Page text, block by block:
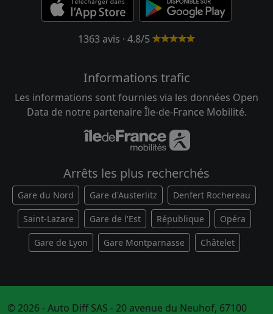
1363 avis · 4.8/5
Informations trafic
Les informations sont fournies via les données Open
Data de notre partenaire Île-de-France Mobilité.
Arrêts les plus recherchés
Gare du Nord Gare d'Austerlitz Denfert Rochereau
Saint-Lazare Gare de l'Est République Opéra
Gare de Lyon Gare Montparnasse Châtelet
© 2026 - Auto Diff SAS - 20 avenue du Neuhof, 67100